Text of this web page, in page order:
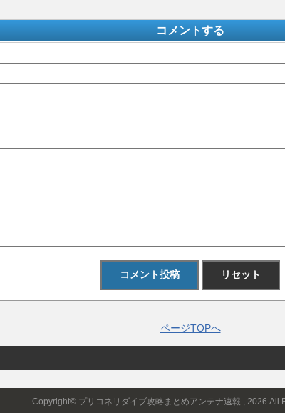
コメントする
ページTOPへ
Copyright© プリコネリダイブ攻略まとめアンテナ速報 , 2026 All